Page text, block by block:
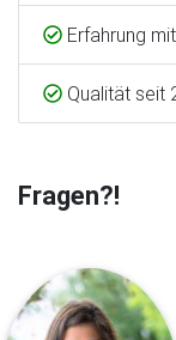
Erfahrung
Qualität seit
Fragen?!